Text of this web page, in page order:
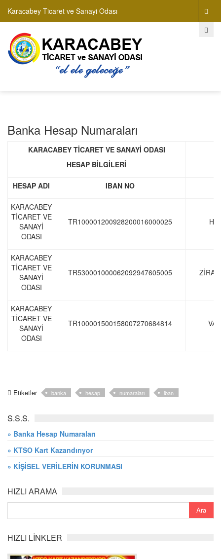
Karacabey Ticaret ve Sanayi Odası
Banka Hesap Numaraları
KARACABEY TİCARET VE SANAYİ ODASI
HESAP BİLGİLERİ
HESAP ADI IBAN NO
KARACABEY
TİCARET VE
SANAYİ
ODASI
TR100001200928200016000025
KARACABEY
TİCARET VE
SANAYİ
ODASI
TR530001000062092947605005
KARACABEY
TİCARET VE
SANAYİ
ODASI
TR100001500158007270684814
Etiketler banka hesap numaraları iban
S.S.S.
» Banka Hesap Numaraları
» KTSO Kart Kazandırıyor
» KİŞİSEL VERİLERİN KORUNMASI
HIZLI ARAMA
HIZLI LİNKLER